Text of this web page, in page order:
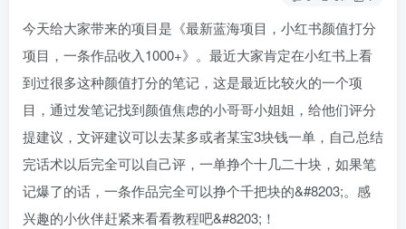
今天给大家带来的项目是《最新蓝海项目，小红书颜值打分
项目，一条作品收入1000+》。最近大家肯定在小红书上看
到过很多这种颜值打分的笔记，这是最近比较火的一个项
目，通过发笔记找到颜值焦虑的小哥哥小姐姐，给他们评分
提建议，文评建议可以去某多或者某宝3块钱一单，自己总结
完话术以后完全可以自己评，一单挣个十几二十块，如果笔
记爆了的话，一条作品完全可以挣个千把块的&#8203;。感
兴趣的小伙伴赶紧来看看教程吧&#8203;！